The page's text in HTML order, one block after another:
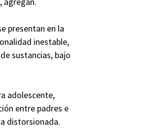
presentan en la
inestable,
sustancias, bajo
adolescente,
entre padres e
distorsionada.